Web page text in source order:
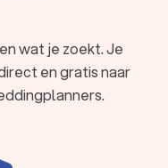
in
vol opwinding en
te vinden die
wat je zoekt. Je
en gratis naar